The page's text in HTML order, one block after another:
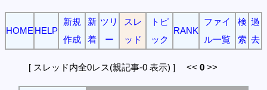
HOME HELP
新規
作成
新
着
ツリ
ー
スレ
ッド
トピ
ック
RANK
ファイ
ル一覧
検
索
過
去
[ スレッド内全0レス(親記事-0 表示) ] << 0 >>